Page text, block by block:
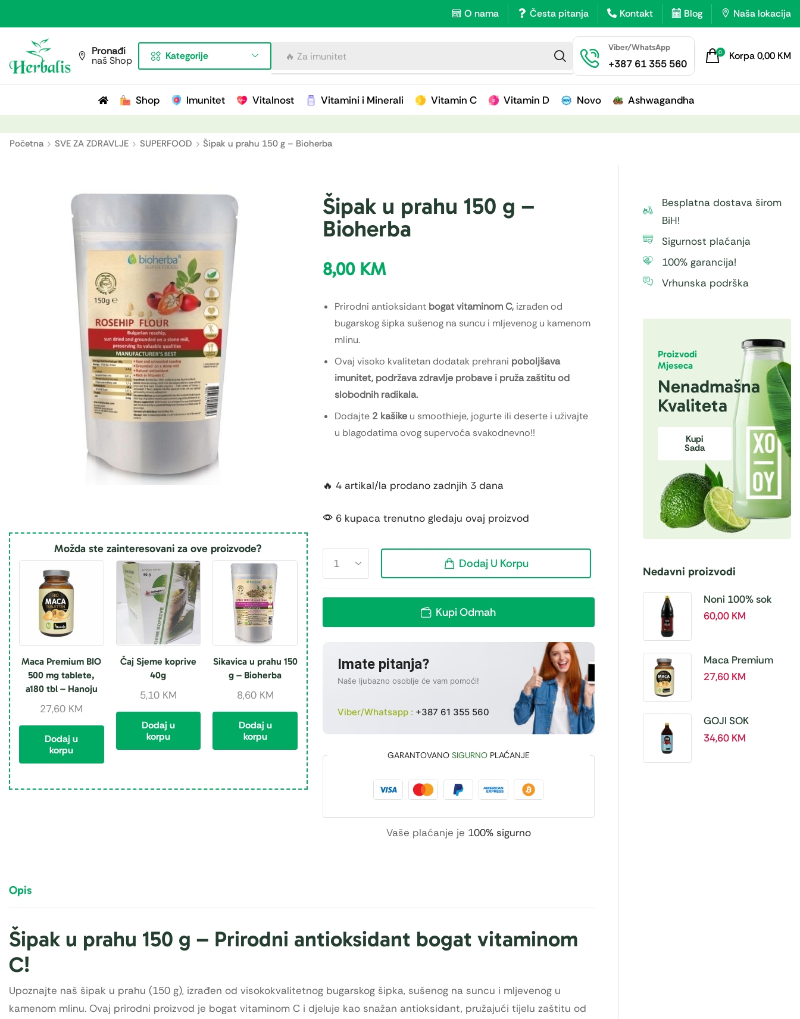
O nama Česta pitanja Kontakt Blog Naša lokacija
Pronađi
naš Shop Kategorije 🔥 Za imunitet
Viber/WhatsApp
+387 61 355 560
0 Korpa0,00 KM
Shop Imunitet Vitalnost Vitamini i Minerali Vitamin C Vitamin D Novo Ashwagandha
Početna SVE ZA ZDRAVLJE SUPERFOOD Šipak u prahu 150 g – Bioherba
Možda ste zainteresovani za ove proizvode?
Maca Premium BIO
500 mg tablete,
a180 tbl – Hanoju
27,60 KM
Dodaj u
korpu
Čaj Sjeme koprive
40g
5,10 KM
Dodaj u
korpu
Sikavica u prahu 150
g – Bioherba
8,60 KM
Dodaj u
korpu
Šipak u prahu 150 g –
Bioherba
8,00 KM
Prirodni antioksidant bogat vitaminom C,izrađen od
bugarskog šipka sušenog na suncu i mljevenog u kamenom
mlinu.
Ovaj visoko kvalitetan dodatak prehrani poboljšava
imunitet, podržava zdravlje probave i pruža zaštitu od
slobodnih radikala.
Dodajte 2 kašikeu smoothieje, jogurte ili deserte i uživajte
u blagodatima ovog supervoća svakodnevno!!
🔥 4 artikal/la prodano zadnjih 3 dana
6 kupaca trenutno gledaju ovaj proizvod
Dodaj U Korpu
Kupi Odmah
Imate pitanja?
Naše ljubazno osoblje će vam pomoći!
Viber/Whatsapp : +387 61 355 560
GARANTOVANO SIGURNOPLAĆANJE
Vaše plaćanje je 100% sigurno
Opis
Šipak u prahu 150 g – Prirodni antioksidant bogat vitaminom
C!
Upoznajte naš šipak u prahu (150 g), izrađen od visokokvalitetnog bugarskog šipka, sušenog na suncu i mljevenog u
kamenom mlinu. Ovaj prirodni proizvod je bogat vitaminom C i djeluje kao snažan antioksidant, pružajući tijelu zaštitu od
Besplatna dostava širom
BiH!
Sigurnost plaćanja
100% garancija!
Vrhunska podrška
Proizvodi
Mjeseca
Nenadmašna
Kvaliteta
Kupi
Sada
Nedavni proizvodi
Noni 100% sok
BIO, a 1L – Hanoju
60,00 KM
Maca Premium
BIO 500 mg
27,60 KM
GOJI SOK
PREMIUM 100% a
34,60 KM